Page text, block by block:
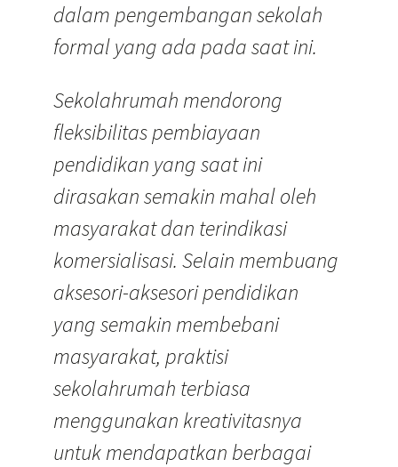
dalam pengembangan sekolah
formal yang ada pada saat ini.
Sekolahrumah mendorong
fleksibilitas pembiayaan
pendidikan yang saat ini
dirasakan semakin mahal oleh
masyarakat dan terindikasi
komersialisasi. Selain membuang
aksesori-aksesori pendidikan
yang semakin membebani
masyarakat, praktisi
sekolahrumah terbiasa
menggunakan kreativitasnya
untuk mendapatkan berbagai